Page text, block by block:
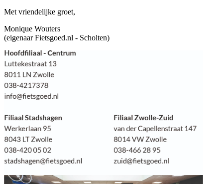
Met vriendelijke groet,
Monique Wouters
(eigenaar Fietsgoed.nl - Scholten)